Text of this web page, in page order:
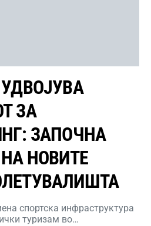
ЗА
ЗАПОЧНА
НОВИТЕ
спортска инфраструктура
туризам во…